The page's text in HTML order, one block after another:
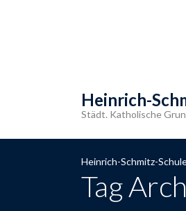
Heinrich-
Städt. Katholische
Heinrich-Schmitz-
Tag